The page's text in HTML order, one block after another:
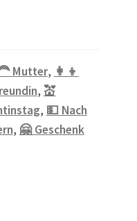
Mutter, 👩‍👦
, 💒
, 💵 Nach
, 🤗 Geschenk